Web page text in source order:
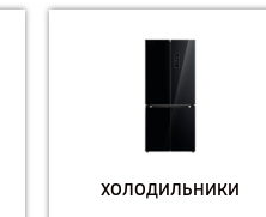
ХОЛОДИЛЬНИКИ